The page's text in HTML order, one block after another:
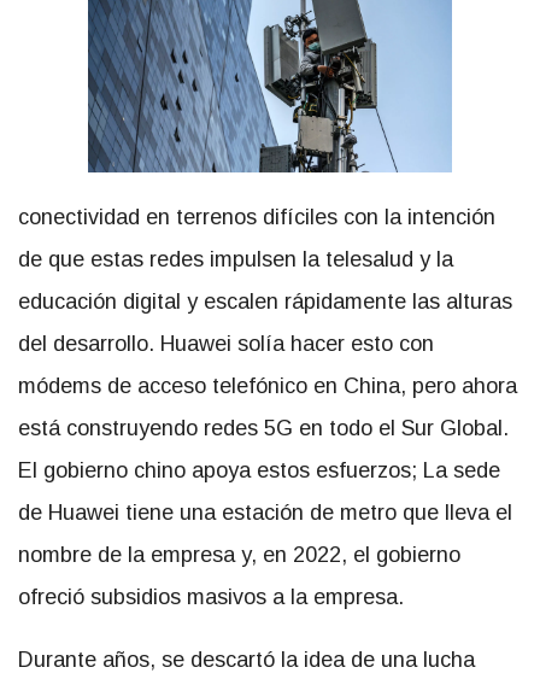
conectividad en terrenos difíciles con la intención
de que estas redes impulsen la telesalud y la
educación digital y escalen rápidamente las alturas
del desarrollo. Huawei solía hacer esto con
módems de acceso telefónico en China, pero ahora
está construyendo redes 5G en todo el Sur Global.
El gobierno chino apoya estos esfuerzos; La sede
de Huawei tiene una estación de metro que lleva el
nombre de la empresa y, en 2022, el gobierno
ofreció subsidios masivos a la empresa.
Durante años, se descartó la idea de una lucha